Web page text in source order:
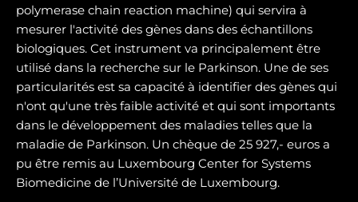
polymerase chain reaction machine) qui servira à
mesurer l'activité des gènes dans des échantillons
biologiques. Cet instrument va principalement être
utilisé dans la recherche sur le Parkinson. Une de ses
particularités est sa capacité à identifier des gènes qui
n'ont qu'une très faible activité et qui sont importants
dans le développement des maladies telles que la
maladie de Parkinson. Un chèque de 25 927,- euros a
pu être remis au Luxembourg Center for Systems
Biomedicine de l’Université de Luxembourg.